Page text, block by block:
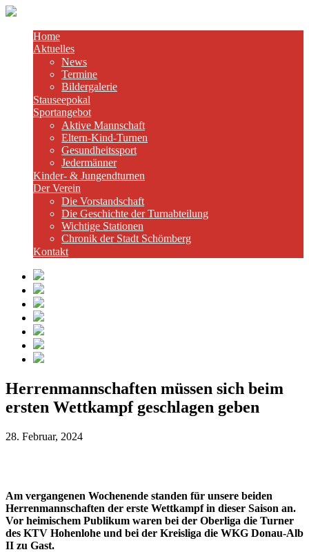
Home
Aktuelles
News
Termine
Bildergalerie
Stauseepokal
Sportangebot
Aktive Mannschaft
Eltern-Kind-Turnen
Gesundheitssport
Jedermänner
Kinder- & Jungendturnen
Der Verein
Die Vorstandschaft
Die Geschichte der Turnabteilung
Wichtige Stationen
Chronik der Stadt Schömberg
Kontakt
Herrenmannschaften müssen sich beim
ersten Wettkampf geschlagen geben
28. Februar, 2024
Am vergangenen Wochenende standen für unsere beiden
Herrenmannschaften der erste Wettkampf in dieser Saison an.
Vor heimischem Publikum waren bei der Oberliga die Turner
des KTV Hohenlohe und bei der Kreisliga die WKG Donau-Alb
II zu Gast.